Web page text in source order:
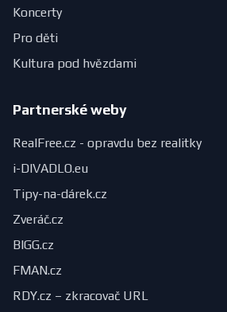
Koncerty
Pro děti
Kultura pod hvězdami
Partnerské weby
RealFree.cz - opravdu bez realitky
i-DIVADLO.eu
Tipy-na-dárek.cz
Zveráč.cz
BIGG.cz
FMAN.cz
RDY.cz – zkracovač URL